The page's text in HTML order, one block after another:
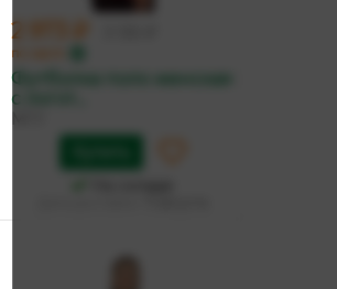
2 973 ₽
по карте
Футболка поло женская
с логот...